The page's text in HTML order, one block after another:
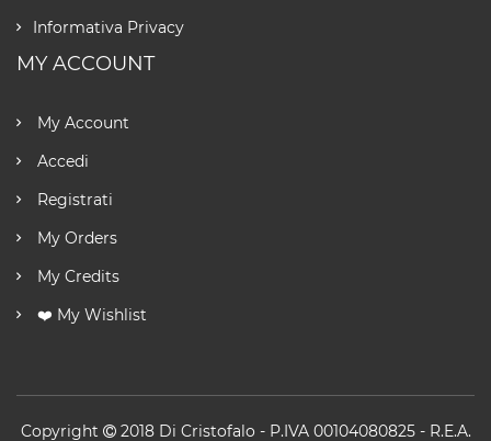
Informativa Privacy
MY ACCOUNT
My Account
Accedi
Registrati
My Orders
My Credits
❤️ My Wishlist
Copyright 2018 Di Cristofalo - P.IVA 00104080825 - R.E.A.